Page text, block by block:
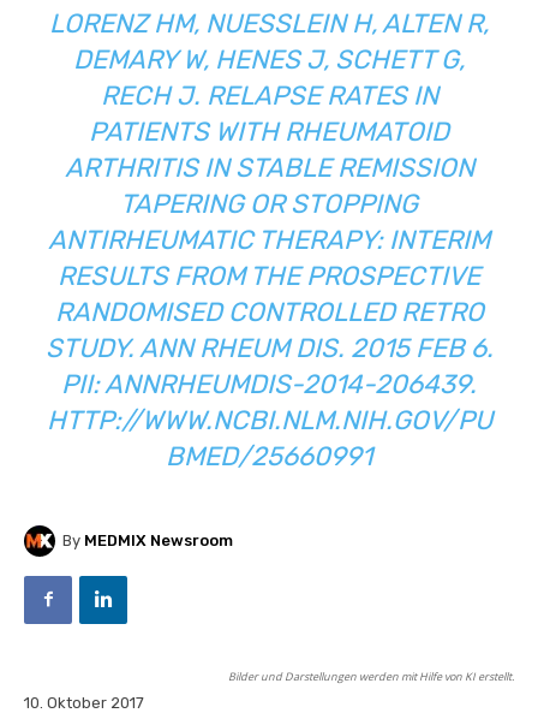
LORENZ HM, NUESSLEIN H, ALTEN R,
DEMARY W, HENES J, SCHETT G,
RECH J. RELAPSE RATES IN
PATIENTS WITH RHEUMATOID
ARTHRITIS IN STABLE REMISSION
TAPERING OR STOPPING
ANTIRHEUMATIC THERAPY: INTERIM
RESULTS FROM THE PROSPECTIVE
RANDOMISED CONTROLLED RETRO
STUDY. ANN RHEUM DIS. 2015 FEB 6.
PII: ANNRHEUMDIS-2014-206439.
HTTP://WWW.NCBI.NLM.NIH.GOV/PU
BMED/25660991
By MEDMIX Newsroom
Bilder und Darstellungen werden mit Hilfe von KI erstellt.
10. Oktober 2017